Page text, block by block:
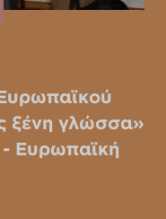
ξένη γλώσσα»
- Ευρωπαϊκή